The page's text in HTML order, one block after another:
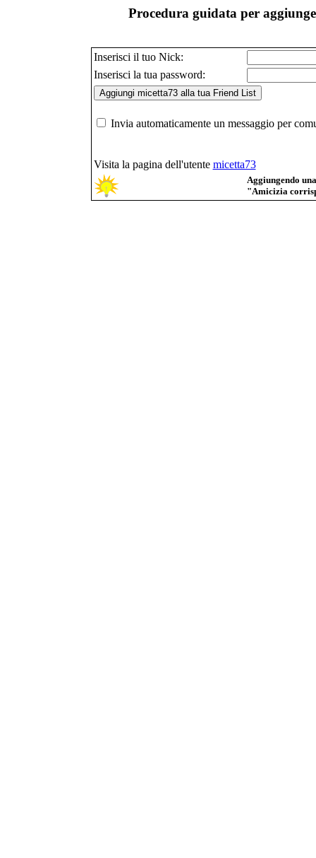
Procedura guidata per
Inserisci il tuo Nick:
Inserisci la tua password:
Invia automaticamente un messaggio per
Visita la pagina dell'utente micetta73
Aggiungendo
"Amicizia